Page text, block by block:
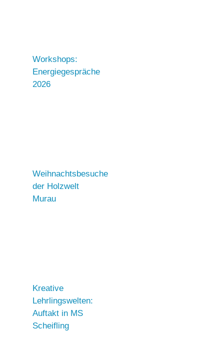
Workshops:
Energiegespräche
2026
Weihnachtsbesuche
der Holzwelt
Murau
Kreative
Lehrlingswelten:
Auftakt in MS
Scheifling